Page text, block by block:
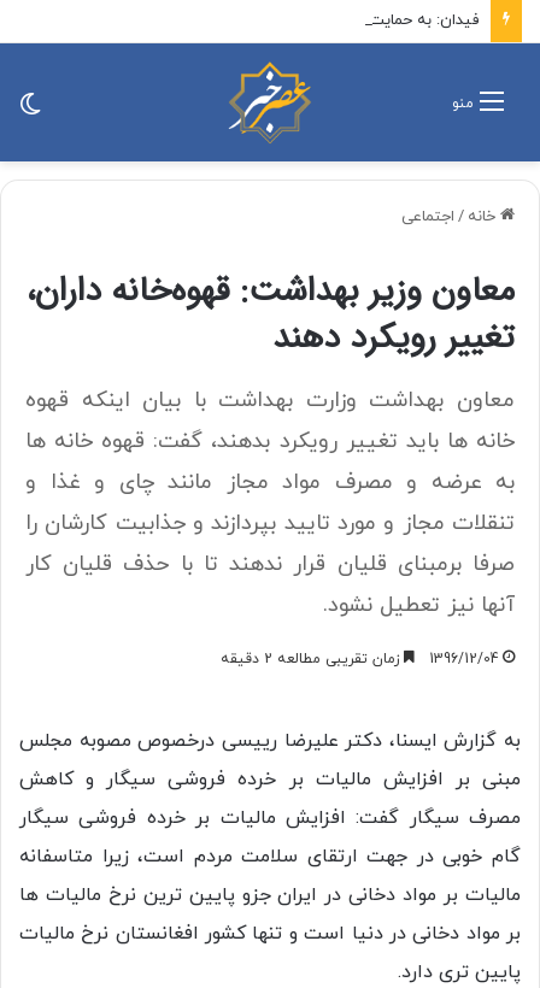
فیدان: به حمایت از مذاکرات میان ایران و آمریکا ادامه خواهیم داد
منو
خانه / اجتماعی
معاون وزیر بهداشت: قهوه‌خانه داران،
تغییر رویکرد دهند
معاون بهداشت وزارت بهداشت با بیان اینکه قهوه
خانه ها باید تغییر رویکرد بدهند، گفت: قهوه خانه ها
به عرضه و مصرف مواد مجاز مانند چای و غذا و
تنقلات مجاز و مورد تایید بپردازند و جذابیت کارشان را
صرفا برمبنای قلیان قرار ندهند تا با حذف قلیان کار
آنها نیز تعطیل نشود.
1396/12/04 زمان تقریبی مطالعه 2 دقیقه
به گزارش ایسنا، دکتر علیرضا رییسی درخصوص مصوبه مجلس
مبنی بر افزایش مالیات بر خرده فروشی سیگار و کاهش
مصرف سیگار گفت: افزایش مالیات بر خرده فروشی سیگار
گام خوبی در جهت ارتقای سلامت مردم است، زیرا متاسفانه
مالیات بر مواد دخانی در ایران جزو پایین ترین نرخ مالیات ها
بر مواد دخانی در دنیا است و تنها کشور افغانستان نرخ مالیات
پایین تری دارد.